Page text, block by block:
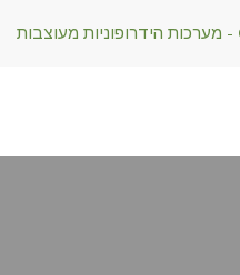
- מערכות הידרופוניות מעוצבות